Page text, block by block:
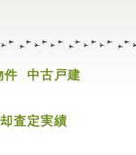
件
中古戸建
査定実績